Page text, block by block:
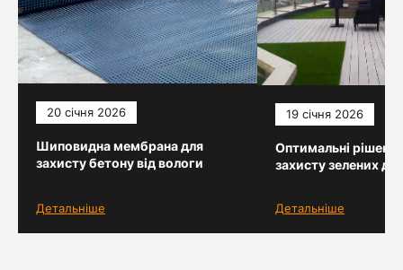
20 січня 2026
Шиповидна мембрана для
захисту бетону від вологи
Детальніше
19 січня 2026
Оптимальні
захисту зелених
Детальніше